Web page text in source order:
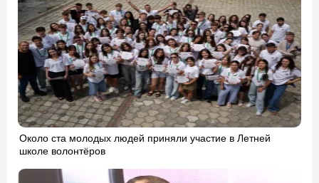
Около ста молодых людей приняли участие в Летней
школе волонтёров